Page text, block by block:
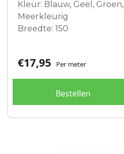
Kleur: Blauw, Geel, Groen,
Meerkleurig
Breedte: 150
€17,95 Per meter
Bestellen